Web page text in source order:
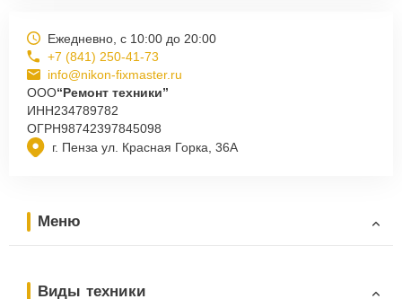
г. Пенза ул. Красная Горка, 36А
Ежедневно, с 10:00 до 20:00
+7 (841) 250-41-73
info@nikon-fixmaster.ru
ООО“Ремонт техники”
ИНН234789782
ОГРН98742397845098
Меню
Виды техники